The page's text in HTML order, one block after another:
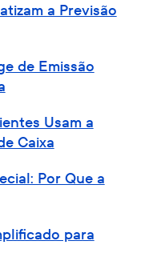
a Previsão
de Emissão
Usam a
Caixa
Por Que a
para